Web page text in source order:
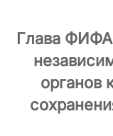
Глава ФИФА
органов